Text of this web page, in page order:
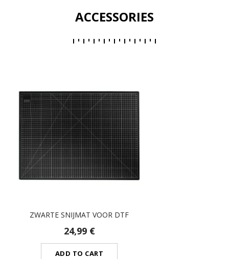
ACCESSORIES
ZWARTE SNIJMAT VOOR DTF
24,99 €
ADD TO CART